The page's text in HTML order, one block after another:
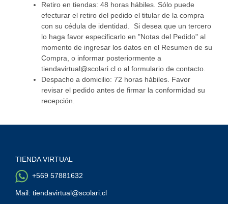
Retiro en tiendas: 48 horas hábiles. Sólo puede
efecturar el retiro del pedido el titular de la compra
con su cédula de identidad. Si desea que un tercero
lo haga favor especificarlo en "Notas del Pedido" al
momento de ingresar los datos en el Resumen de su
Compra, o informar posteriormente a
tiendavirtual@scolari.cl o al formulario de contacto.
Despacho a domicilio: 72 horas hábiles. Favor
revisar el pedido antes de firmar la conformidad su
recepción.
TIENDA VIRTUAL
+569 57881632
Mail: tiendavirtual@scolari.cl